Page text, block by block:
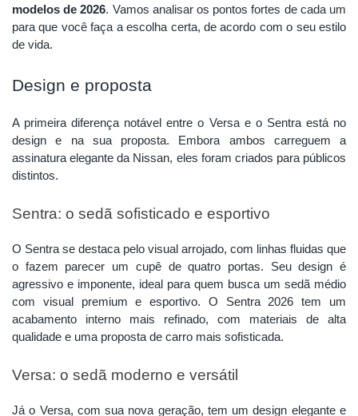
modelos de 2026. Vamos analisar os pontos fortes de cada um
para que você faça a escolha certa, de acordo com o seu estilo
de vida.
Design e proposta
A primeira diferença notável entre o Versa e o Sentra está no
design e na sua proposta. Embora ambos carreguem a
assinatura elegante da Nissan, eles foram criados para públicos
distintos.
Sentra: o sedã sofisticado e esportivo
O Sentra se destaca pelo visual arrojado, com linhas fluidas que
o fazem parecer um cupê de quatro portas. Seu design é
agressivo e imponente, ideal para quem busca um sedã médio
com visual premium e esportivo. O Sentra 2026 tem um
acabamento interno mais refinado, com materiais de alta
qualidade e uma proposta de carro mais sofisticada.
Versa: o sedã moderno e versátil
Já o Versa, com sua nova geração, tem um design elegante e